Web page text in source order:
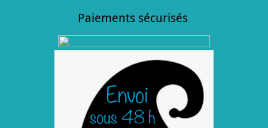
Paiements sécurisés